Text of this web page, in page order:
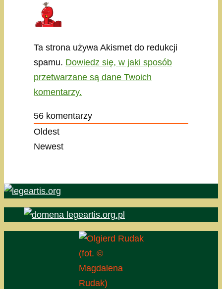
Ta strona używa Akismet do redukcji
spamu. Dowiedz się, w jaki sposób
przetwarzane są dane Twoich
komentarzy.
56 komentarzy
Oldest
Newest
(fot. ©
Magdalena
Rudak)